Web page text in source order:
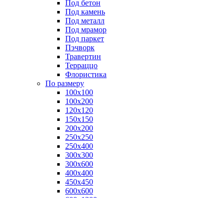
Под бетон
Под камень
Под металл
Под мрамор
Под паркет
Пэчворк
Травертин
Терраццо
Флористика
По размеру
100х100
100х200
120х120
150х150
200х200
250х250
250х400
300х300
300х600
400х400
450х450
600х600